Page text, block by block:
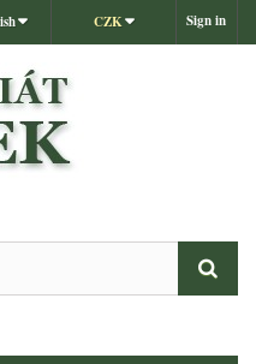
Sign in
CZK